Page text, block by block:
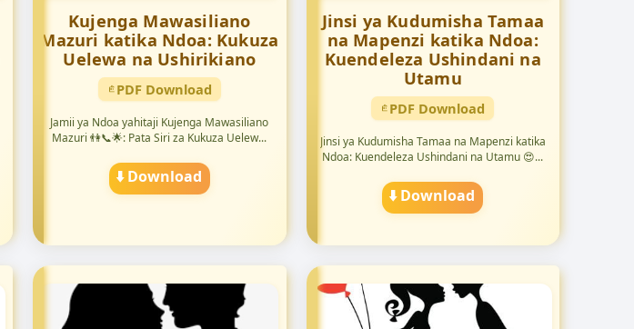
Kujenga Mawasiliano
Mazuri katika Ndoa: Kukuza
Uelewa na Ushirikiano
PDF Download
Jamii ya Ndoa yahitaji Kujenga Mawasiliano
Mazuri 👫📞🌟: Pata Siri za Kukuza Uelew...
⬇️ Download
Jinsi ya Kudumisha Tamaa
na Mapenzi katika Ndoa:
Kuendeleza Ushindani na
Utamu
PDF Download
Jinsi ya Kudumisha Tamaa na Mapenzi katika
Ndoa: Kuendeleza Ushindani na Utamu 😍...
⬇️ Download